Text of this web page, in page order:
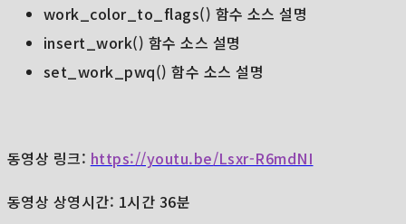
work_color_to_flags() 함수 소스 설명
insert_work() 함수 소스 설명
set_work_pwq() 함수 소스 설명
동영상 링크: https://youtu.be/Lsxr-R6mdNI
동영상 상영시간: 1시간 36분